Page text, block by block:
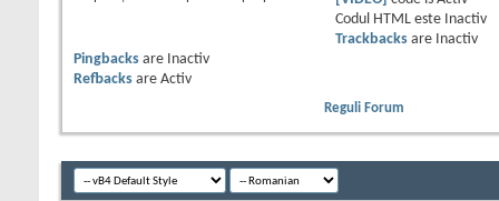
Codul HTML este
Inactiv
Trackbacksare
Inactiv
Pingbacks are
Inactiv
Refbacks are Activ
Reguli Forum